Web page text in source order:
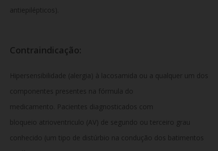
antiepilépticos).
Contraindicação:
Hipersensibilidade (alergia) à lacosamida ou a qualquer um dos
componentes presentes na fórmula do
medicamento. Pacientes diagnosticados com
bloqueio atrioventriculo (AV) de segundo ou terceiro grau
conhecido (um tipo de distúrbio na condução dos batimentos